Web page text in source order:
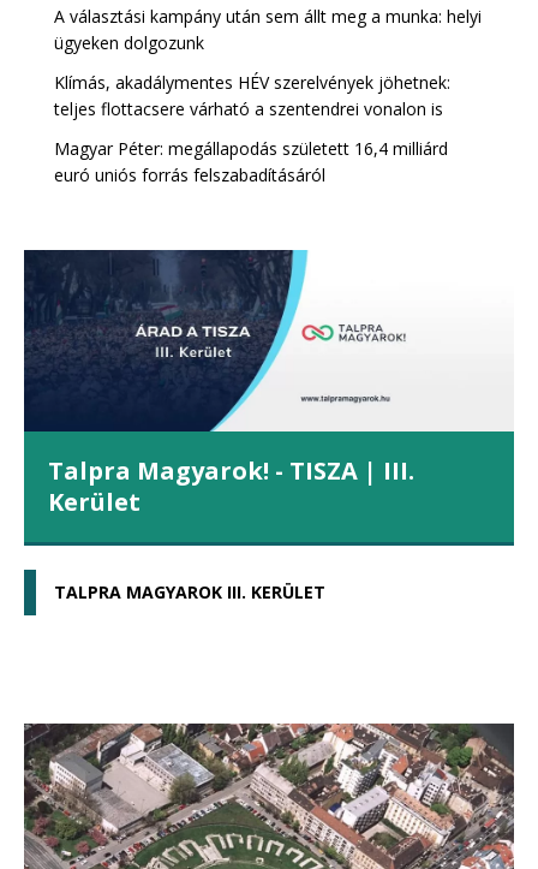
A választási kampány után sem állt meg a munka: helyi
ügyeken dolgozunk
Klímás, akadálymentes HÉV szerelvények jöhetnek:
teljes flottacsere várható a szentendrei vonalon is
Magyar Péter: megállapodás született 16,4 milliárd
euró uniós forrás felszabadításáról
Talpra Magyarok! - TISZA | III.
Kerület
TALPRA MAGYAROK III. KERÜLET